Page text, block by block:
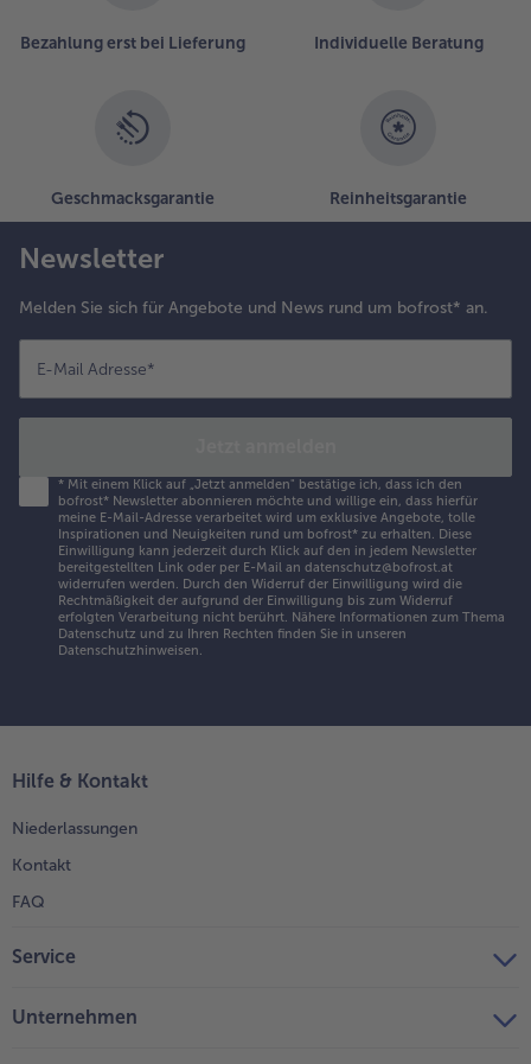
den restlichen
im
mit
Bezahlung erst bei Lieferung Individuelle Beratung
Geschmacksgarantie Reinheitsgarantie
Newsletter
Melden Sie sich für Angebote und News rund um bofrost* an.
E-Mail Adresse*
* Mit einem Klick auf „Jetzt anmelden" bestätige ich, dass ich den
bofrost* Newsletter abonnieren möchte und willige ein, dass hierfür
meine E-Mail-Adresse verarbeitet wird um exklusive Angebote, tolle
Inspirationen und Neuigkeiten rund um bofrost* zu erhalten. Diese
Einwilligung kann jederzeit durch Klick auf den in jedem Newsletter
bereitgestellten Link oder per E-Mail an datenschutz@bofrost.at
widerrufen werden. Durch den Widerruf der Einwilligung wird die
Rechtmäßigkeit der aufgrund der Einwilligung bis zum Widerruf
erfolgten Verarbeitung nicht berührt. Nähere Informationen zum Thema
Datenschutz und zu Ihren Rechten finden Sie in unseren
Datenschutzhinweisen.
Hilfe & Kontakt
Niederlassungen
Kontakt
FAQ
Service
Unternehmen